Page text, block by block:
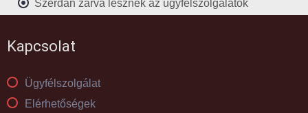
Szerdán zárva lesznek az ügyfélszolgálatok
Kapcsolat
Ügyfélszolgálat
Elérhetőségek